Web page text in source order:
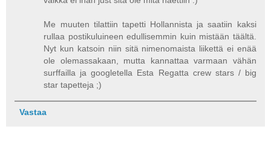
Me muuten tilattiin tapetti Hollannista ja saatiin kaksi
rullaa postikuluineen edullisemmin kuin mistään täältä.
Nyt kun katsoin niin sitä nimenomaista liikettä ei enää
ole olemassakaan, mutta kannattaa varmaan vähän
surffailla ja googletella Esta Regatta crew stars / big
star tapetteja ;)
Vastaa